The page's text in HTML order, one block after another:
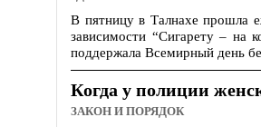
В пятницу в Талнахе прошла
зависимости “Сигарету – на
поддержала Всемирный день
Когда у полиции
ЗАКОН И ПОРЯДОК